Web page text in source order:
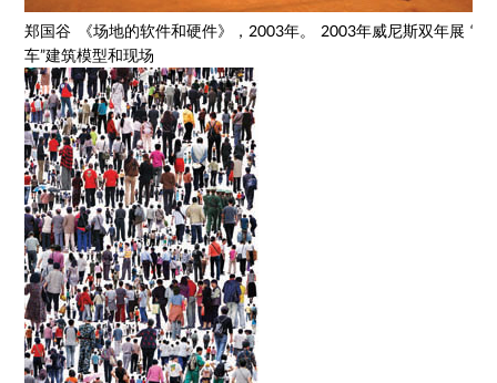
郑国谷 《场地的软件和硬件》，2003年。 2003年威尼斯双年展 “广
车”建筑模型和现场